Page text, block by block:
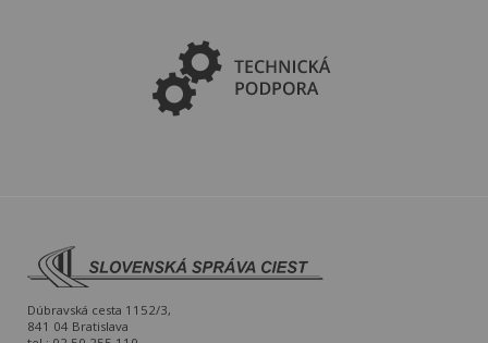
Dúbravská cesta 1152/3,
841 04 Bratislava